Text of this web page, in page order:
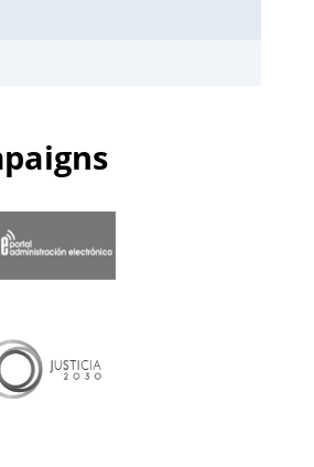
de Estudios Jurídicos
June 13, 2023
en el#CEJla segunda edición